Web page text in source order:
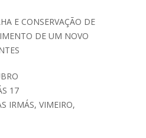
E CONSERVAÇÃO DE
DE UM NOVO
17
IRMÁS, VIMEIRO,